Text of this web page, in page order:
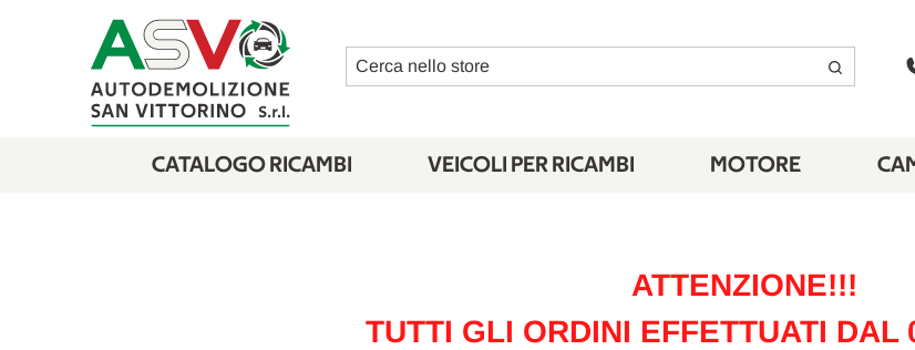
Cerca
CATALOGO RICAMBI VEICOLI PER RICAMBI MOTORE
ATTENZIONE!!!
TUTTI GLI ORDINI EFFETTUATI DAL